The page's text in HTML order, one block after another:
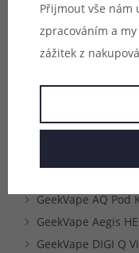
Kompatibilní
GeekVape Sonder
GeekVape Wenax
GeekVape Wenax
GeekVape Wenax
GeekVape AQ Pod
GeekVape Aegis
GeekVape DIGI Q
Přijmout vše nám
zpracováním a
zážitek z